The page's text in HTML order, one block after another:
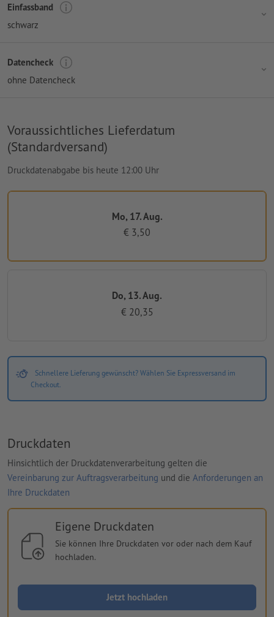
Einfassband
schwarz
Datencheck
ohne Datencheck
Voraussichtliches Lieferdatum
(Standardversand)
Druckdatenabgabe bis heute 12:00 Uhr
Mo, 17. Aug.
€ 3,50
Do, 13. Aug.
€ 20,35
Schnellere Lieferung gewünscht? Wählen Sie Expressversand im
Checkout.
Druckdaten
Hinsichtlich der Druckdatenverarbeitung gelten die
Vereinbarung zur Auftragsverarbeitung und die Anforderungen an
Ihre Druckdaten
Eigene Druckdaten
Sie können Ihre Druckdaten vor oder nach dem Kauf
hochladen.
Jetzt hochladen